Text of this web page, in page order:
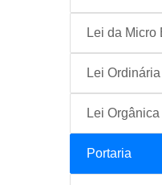
Lei da Micro
Lei Ordinária
Lei
Portaria